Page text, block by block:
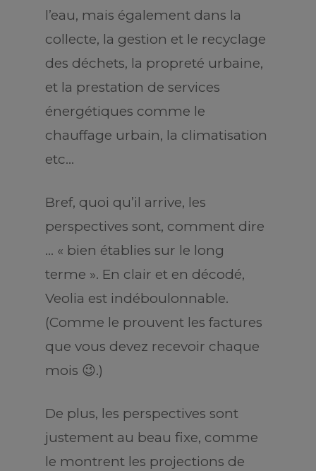
l’eau, mais également dans la
collecte, la gestion et le recyclage
des déchets, la propreté urbaine,
et la prestation de services
énergétiques comme le
chauffage urbain, la climatisation
etc…
Bref, quoi qu’il arrive, les
perspectives sont, comment dire
… « bien établies sur le long
terme ». En clair et en décodé,
Veolia est indéboulonnable.
(Comme le prouvent les factures
que vous devez recevoir chaque
mois 😉.)
De plus, les perspectives sont
justement au beau fixe, comme
le montrent les projections de